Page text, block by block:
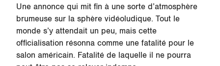
Une annonce qui mit fin à une sorte d’atmosphère
brumeuse sur la sphère vidéoludique. Tout le
monde s’y attendait un peu, mais cette
officialisation résonna comme une fatalité pour le
salon américain. Fatalité de laquelle il ne pourra